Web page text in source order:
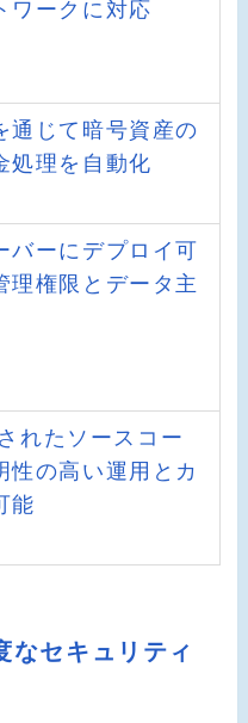
ワークに対応
じて暗号資産の
処理を自動化
バーにデプロイ可
理権限とデータ主
れたソースコー
性の高い運用とカ
能
なセキュリティ